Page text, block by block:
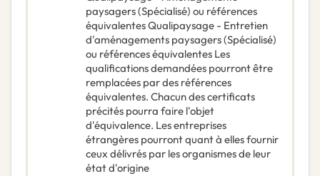
paysagers (Spécialisé) ou références
équivalentes Qualipaysage - Entretien
d'aménagements paysagers (Spécialisé)
ou références équivalentes Les
qualifications demandées pourront être
remplacées par des références
équivalentes. Chacun des certificats
précités pourra faire l'objet
d'équivalence. Les entreprises
étrangères pourront quant à elles fournir
ceux délivrés par les organismes de leur
état d'origine